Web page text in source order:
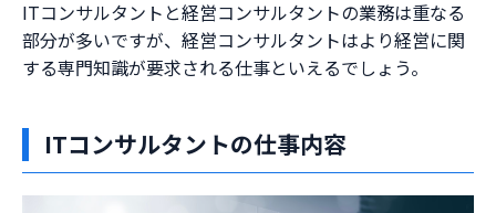
ITコンサルタントと経営コンサルタントの業務は重なる
部分が多いですが、経営コンサルタントはより経営に関
する専門知識が要求される仕事といえるでしょう。
ITコンサルタントの仕事内容